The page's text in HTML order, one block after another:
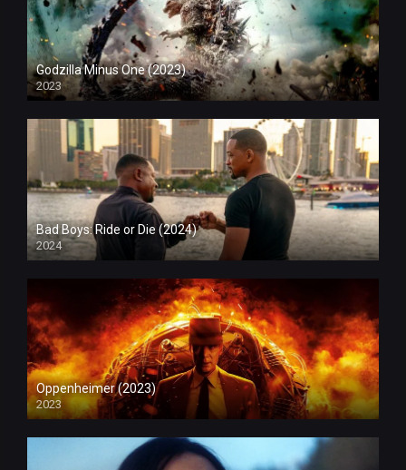
Godzilla Minus One (2023)
2023
Bad Boys: Ride or Die (2024)
2024
Oppenheimer (2023)
2023